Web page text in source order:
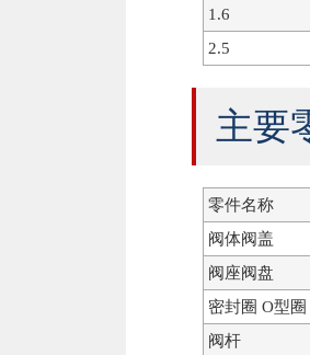
1.6
2.5
主要
零件名称
阀体阀盖
阀座阀盘
密封圈 O型圈
阀杆